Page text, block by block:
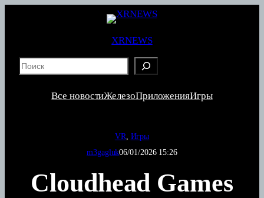
XRNEWS
Все новостиЖелезоПриложенияИгры
VR Игры
m3gagluk06/01/2026 15:26
Cloudhead Games